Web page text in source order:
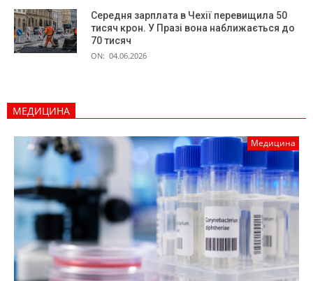
Середня зарплата в Чехії перевищила 50
тисяч крон. У Празі вона наближається до
70 тисяч
ON: 04.06.2026
МЕДИЦИНА
Медицина